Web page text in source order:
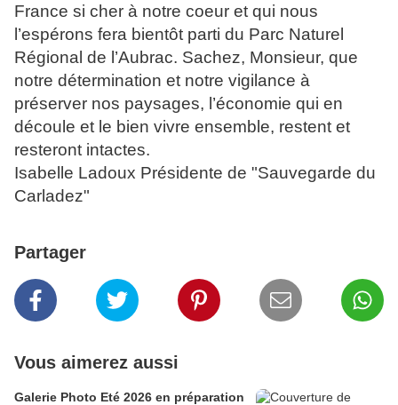
France si cher à notre coeur et qui nous
l’espérons fera bientôt parti du Parc Naturel
Régional de l’Aubrac. Sachez, Monsieur, que
notre détermination et notre vigilance à
préserver nos paysages, l’économie qui en
découle et le bien vivre ensemble, restent et
resteront intactes.
Isabelle Ladoux Présidente de "Sauvegarde du
Carladez"
Partager
Vous aimerez aussi
Galerie Photo Eté 2026 en préparation